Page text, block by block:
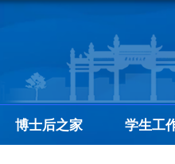
博士后之家 学生工